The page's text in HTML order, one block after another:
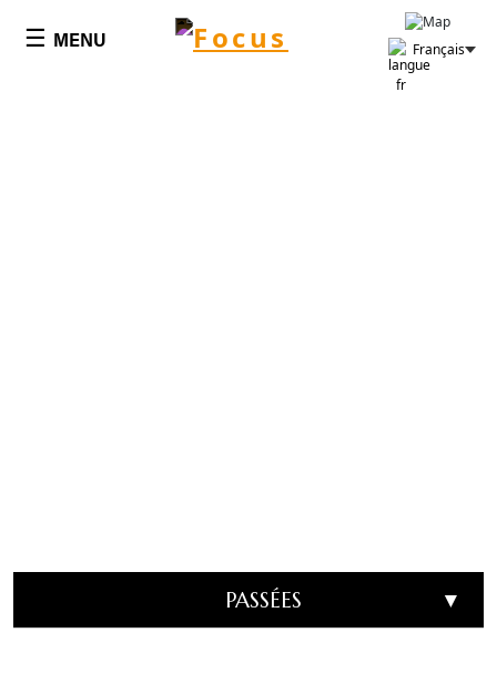
☰ MENU Français
PASSÉES ▼
Panneau de gestion des cookies